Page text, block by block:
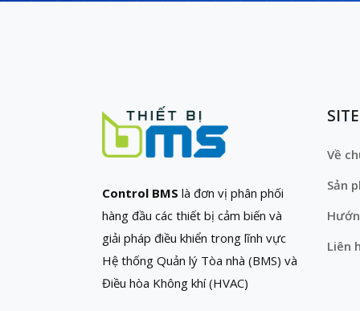
Control BMS là đơn vị phân phối
hàng đầu các thiết bị cảm biến và
giải pháp điều khiển trong lĩnh vực
Hệ thống Quản lý Tòa nhà (BMS) và
Điều hòa Không khí (HVAC)
Về
Sản
Liên